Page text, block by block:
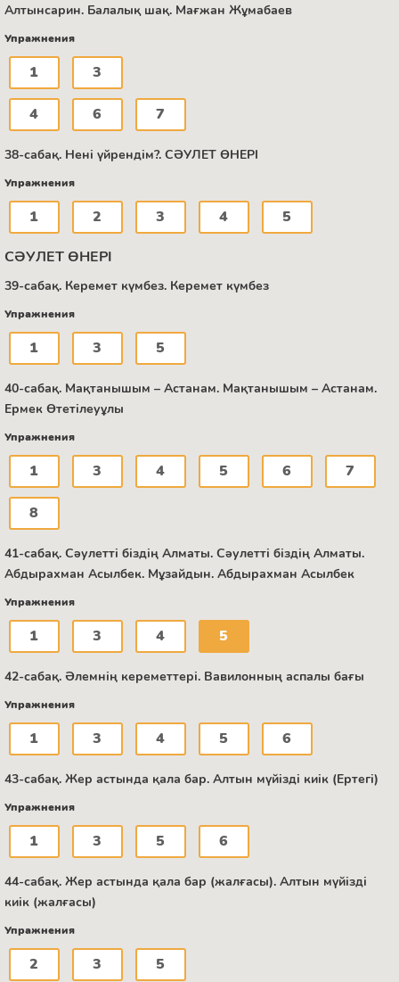
Алтынсарин. Балалық шақ. Мағжан Жұмабаев
Упражнения
1 3
4 6 7
38-сабақ. Нені үйрендім?. СӘУЛЕТ ӨНЕРІ
Упражнения
1 2 3 4 5
СӘУЛЕТ ӨНЕРІ
39-сабақ. Керемет күмбез. Керемет күмбез
Упражнения
1 3 5
40-сабақ. Мақтанышым – Астанам. Мақтанышым – Астанам.
Ермек Өтетілеуұлы
Упражнения
1 3 4 5 6 7
8
41-сабақ. Сәулетті біздің Алматы. Сәулетті біздің Алматы.
Абдырахман Асылбек. Мұзайдын. Абдырахман Асылбек
Упражнения
1 3 4 5
42-сабақ. Әлемнің кереметтері. Вавилонның аспалы бағы
Упражнения
1 3 4 5 6
43-сабақ. Жер астында қала бар. Алтын мүйізді киік (Ертегі)
Упражнения
1 3 5 6
44-сабақ. Жер астында қала бар (жалғасы). Алтын мүйізді
киік (жалғасы)
Упражнения
2 3 5